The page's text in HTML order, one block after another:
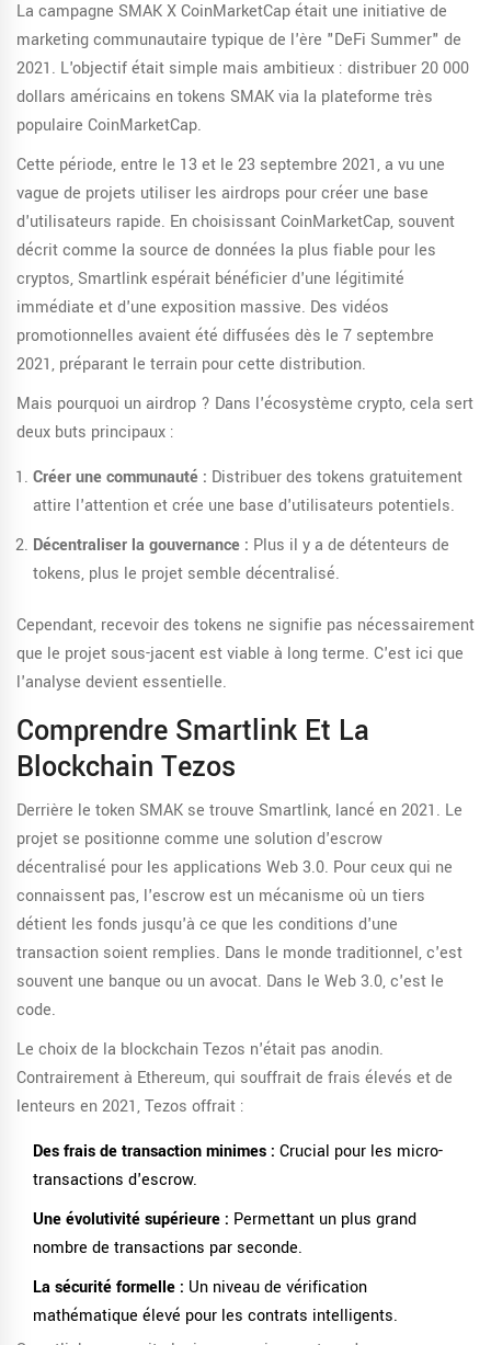
La campagne SMAK X CoinMarketCapétait une initiative de
marketing communautaire typique de l'ère "DeFi Summer" de
2021. L'objectif était simple mais ambitieux : distribuer 20 000
dollars américains en tokens SMAK via la plateforme très
populaire CoinMarketCap.
Cette période, entre le 13 et le 23 septembre 2021, a vu une
vague de projets utiliser les airdrops pour créer une base
d'utilisateurs rapide. En choisissant CoinMarketCap, souvent
décrit comme la source de données la plus fiable pour les
cryptos, Smartlink espérait bénéficier d'une légitimité
immédiate et d'une exposition massive. Des vidéos
promotionnelles avaient été diffusées dès le 7 septembre
2021, préparant le terrain pour cette distribution.
Mais pourquoi un airdrop ? Dans l'écosystème crypto, cela sert
deux buts principaux :
Créer une communauté : Distribuer des tokens gratuitement
attire l'attention et crée une base d'utilisateurs potentiels.
Décentraliser la gouvernance : Plus il y a de détenteurs de
tokens, plus le projet semble décentralisé.
Cependant, recevoir des tokens ne signifie pas nécessairement
que le projet sous-jacent est viable à long terme. C'est ici que
l'analyse devient essentielle.
Comprendre Smartlink Et La
Blockchain Tezos
Derrière le token SMAK se trouve Smartlink, lancé en 2021. Le
projet se positionne comme une solution d'escrow
décentralisé pour les applications Web 3.0. Pour ceux qui ne
connaissent pas, l'escrow est un mécanisme où un tiers
détient les fonds jusqu'à ce que les conditions d'une
transaction soient remplies. Dans le monde traditionnel, c'est
souvent une banque ou un avocat. Dans le Web 3.0, c'est le
code.
Le choix de la blockchainTezos n'était pas anodin.
Contrairement à Ethereum, qui souffrait de frais élevés et de
lenteurs en 2021, Tezos offrait :
Des frais de transaction minimes : Crucial pour les micro-
transactions d'escrow.
Une évolutivité supérieure : Permettant un plus grand
nombre de transactions par seconde.
La sécurité formelle : Un niveau de vérification
mathématique élevé pour les contrats intelligents.